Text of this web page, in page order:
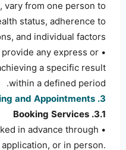
vary from one person to
status, adherence to
and individual factors.
provide any express or
a specific result
within a defined period.
3. Booking and Appointments
3.1. Booking Services
in advance through
or in person.